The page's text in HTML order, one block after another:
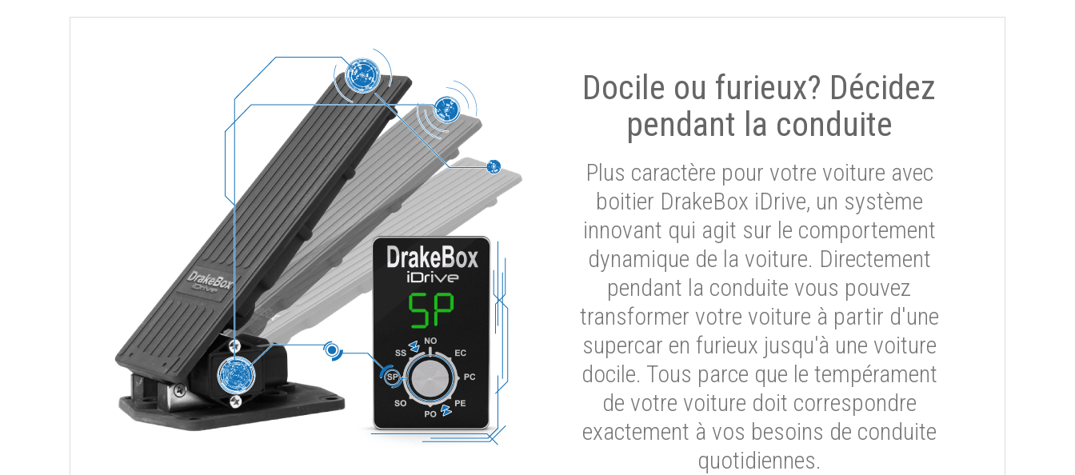
Docile ou furieux? Décidez
pendant la conduite
Plus caractère pour votre voiture avec
boitier DrakeBox iDrive, un système
innovant qui agit sur le comportement
dynamique de la voiture. Directement
pendant la conduite vous pouvez
transformer votre voiture à partir d'une
supercar en furieux jusqu'à une voiture
docile. Tous parce que le tempérament
de votre voiture doit correspondre
exactement à vos besoins de conduite
quotidiennes.